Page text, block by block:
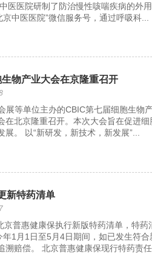
医医院研制了防治慢性咳喘疾病的外
京中医医院”微信服务号，通过呼吸科...
物产业大会在京隆重召开
展等单位主办的CBIC第七届细胞生物
在北京隆重召开。本次大会旨在促进
展。 以“新研发，新技术，新发展”...
新特药清单
京普惠健康保执行新版特药清单，特药
年1月1日至5月4日期间，如已发生符
溯赔偿。 北京普惠健康保现行特药责任